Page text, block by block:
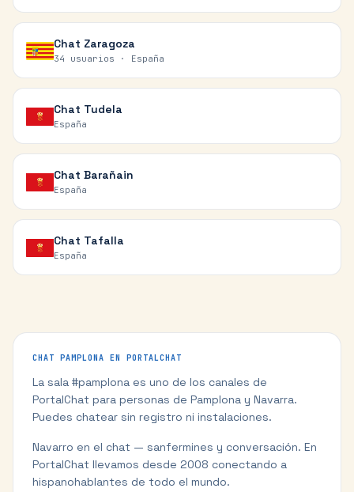
Chat Zaragoza
34 usuarios · España
Chat Tudela
España
Chat Barañain
España
Chat Tafalla
España
CHAT PAMPLONA EN PORTALCHAT
La sala #pamplona es uno de los canales de
PortalChat para personas de Pamplona y Navarra.
Puedes chatear sin registro ni instalaciones.
Navarro en el chat — sanfermines y conversación. En
PortalChat llevamos desde 2008 conectando a
hispanohablantes de todo el mundo.